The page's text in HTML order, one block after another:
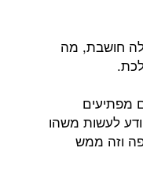
חושבת, מה
מפתיעים
לעשות משהו
וזה ממש